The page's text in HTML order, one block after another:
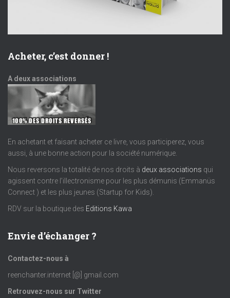
Acheter, c’est donner !
A deux associations
En achetant et faisant acheter ce livre, vous participerez, vous
aussi, à une bonne action pour la société numérique.
Nous reversons la totalité de nos droits à deux associations qui
agissent contre l’illectronisme pour les plus démunis (Emmanüs
Connect ) et les plus jeunes (Startup for Kids).
RDV sur la boutique des Editions Kawa
Envie d’échanger ?
Contactez-nous à
reenchanter.internet [@] gmail.com
Retrouvez-nous sur Twitter